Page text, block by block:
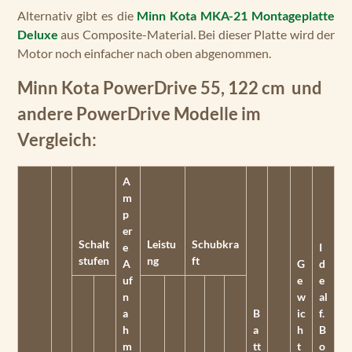
Alternativ gibt es die Minn Kota MKA-21 Montageplatte
Deluxe aus Composite-Material. Bei dieser Platte wird der
Motor noch einfacher nach oben abgenommen.
Minn Kota PowerDrive 55, 122 cm und
andere PowerDrive Modelle im
Vergleich:
Schalt
stufen
A
m
p
er
e
A
uf
n
a
h
m
Leistu
ng
Schubkra
ft
B
a
tt
G
e
w
ic
h
t
I
d
e
al
f.
B
o